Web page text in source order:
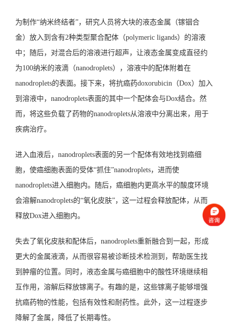
为制作“纳米终结者”，研究人员将大块的液态金属（镓铟合
金）放入到含有2种类型聚合配体（polymeric ligands）的溶液
中；随后，对混合后的溶液进行超声，让液态金属变成直径约
为100纳米的液滴（nanodroplets），溶液中的配体附着在
nanodroplets的表面。接下来，将抗癌药doxorubicin（Dox）加入
到溶液中，nanodroplets表面的其中一个配体会与Dox结合。然
而，将这些负载了药物的nanodroplets从溶液中分离出来，用于
疾病治疗。
进入血液后，nanodroplets表面的另一个配体有效地找到癌细
胞，使癌细胞表面的受体“抓住”nanodroplets，进而使
nanodroplets进入细胞内。随后，癌细胞内更高水平的酸度环境
会溶解nanodroplets的“氧化皮肤”，这一过程会释放配体，从而
释放Dox进入细胞内。
失去了氧化皮肤和配体后，nanodroplets重新融合到一起，形成
更大的金属液滴，从而很容易被诊断技术检测到，帮助医生找
到肿瘤的位置。同时，液态金属与癌细胞中的酸性环境继续相
互作用，溶解后释放镓离子。有趣的是，这些镓离子能够增强
抗癌药物的性能，包括有效性和耐药性。此外，这一过程逐步
降解了金属，降低了长期毒性。